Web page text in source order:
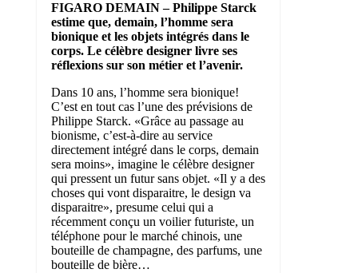
FIGARO DEMAIN – Philippe Starck
estime que, demain, l’homme sera
bionique et les objets intégrés dans le
corps. Le célèbre designer livre ses
réflexions sur son métier et l’avenir.
Dans 10 ans, l’homme sera bionique!
C’est en tout cas l’une des prévisions de
Philippe Starck. «Grâce au passage au
bionisme, c’est-à-dire au service
directement intégré dans le corps, demain
sera moins», imagine le célèbre designer
qui pressent un futur sans objet. «Il y a des
choses qui vont disparaitre, le design va
disparaitre», presume celui qui a
récemment conçu un voilier futuriste, un
téléphone pour le marché chinois, une
bouteille de champagne, des parfums, une
bouteille de bière…